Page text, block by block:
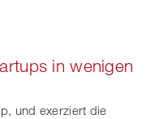
in wenigen
und exerziert die